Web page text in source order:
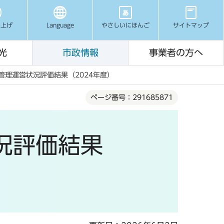
げ Language やさしいにほんご サイトマップ
市政情報 事業者の方へ
運営状況評価結果（2024年度）
ページ番号：291685871
評価結果